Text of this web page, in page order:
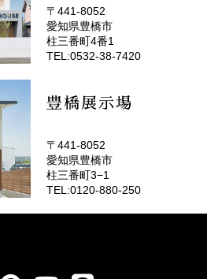
(EMOTOP豊橋)
〒441-8052
愛知県豊橋市
柱三番町4番1
TEL:0532-38-7420
豊橋展示場
〒441-8052
愛知県豊橋市
柱三番町3−1
TEL:0120-880-250